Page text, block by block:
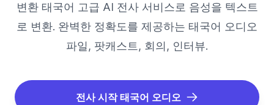
변환 태국어 고급 AI 전사 서비스로 음성을 텍스트
로 변환. 완벽한 정확도를 제공하는 태국어 오디오
파일, 팟캐스트, 회의, 인터뷰.
전사 시작 태국어 오디오